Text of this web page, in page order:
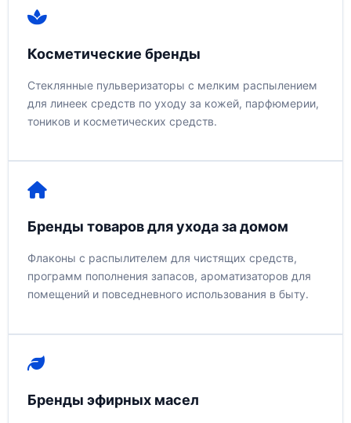
Косметические бренды
Стеклянные пульверизаторы с мелким распылением
для линеек средств по уходу за кожей, парфюмерии,
тоников и косметических средств.
Бренды товаров для ухода за домом
Флаконы с распылителем для чистящих средств,
программ пополнения запасов, ароматизаторов для
помещений и повседневного использования в быту.
Бренды эфирных масел